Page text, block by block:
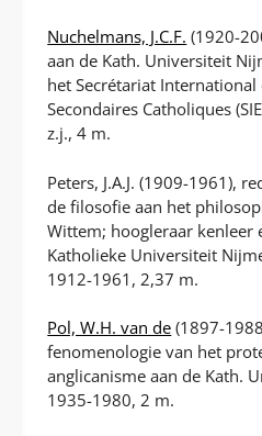
Nuchelmans, J.C.F. (1920-
aan de Kath. Universiteit
het Secrétariat International
Secondaires Catholiques
z.j., 4 m.
Peters, J.A.J. (1909-1961),
de filosofie aan het
Wittem; hoogleraar kenleer
Katholieke Universiteit
1912-1961, 2,37 m.
Pol, W.H. van de (1897-
fenomenologie van het
anglicanisme aan de Kath.
1935-1980, 2 m.